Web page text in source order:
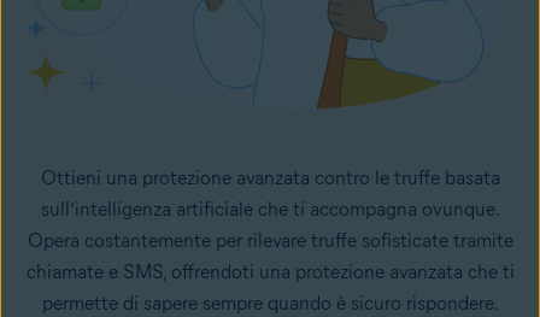
Ottieni una protezione avanzata contro le truffe basata
sull’intelligenza artificiale che ti accompagna ovunque.
Opera costantemente per rilevare truffe sofisticate tramite
chiamate e SMS, offrendoti una protezione avanzata che ti
permette di sapere sempre quando è sicuro rispondere.